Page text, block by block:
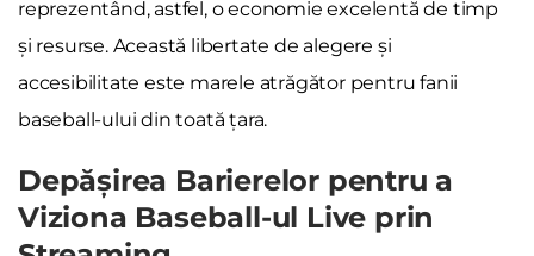
reprezentând, astfel, o economie excelentă de timp
și resurse. Această libertate de alegere și
accesibilitate este marele atrăgător pentru fanii
baseball-ului din toată țara.
Depășirea Barierelor pentru a
Viziona Baseball-ul Live prin